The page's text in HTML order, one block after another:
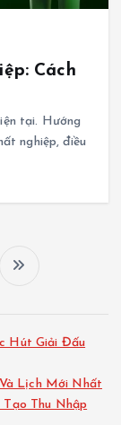
Cách
tại. Hướng
nghiệp, điều
Hút Giải Đấu
Lịch Mới Nhất
Thu Nhập